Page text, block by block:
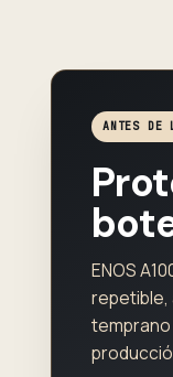
ANTES DE
ENOS
repetible,